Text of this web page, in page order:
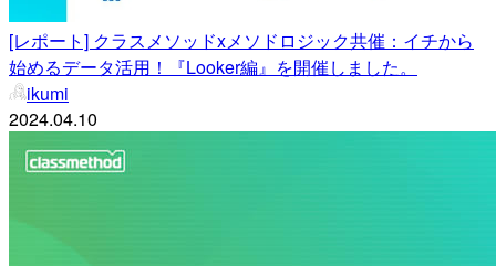
[レポート] クラスメソッドxメソドロジック共催：イチから
始めるデータ活用！『Looker編』を開催しました。
ikumi
2024.04.10